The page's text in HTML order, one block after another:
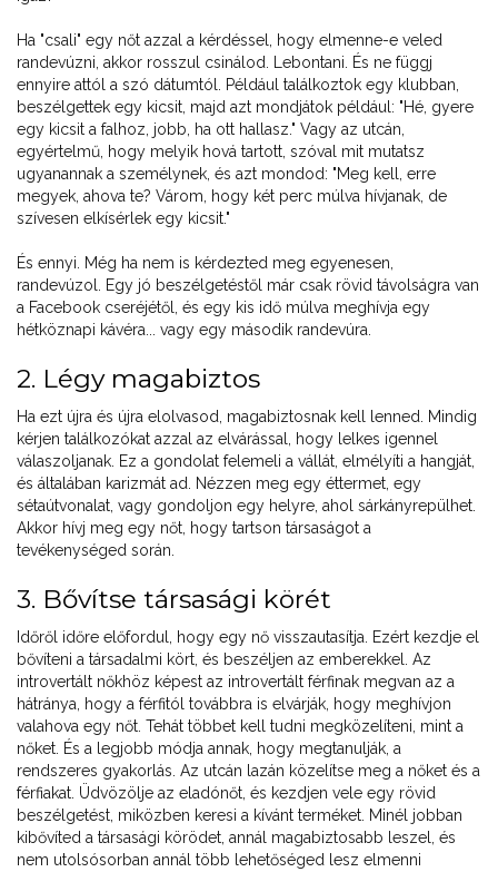
Ha "csali" egy nőt azzal a kérdéssel, hogy elmenne-e veled
randevúzni, akkor rosszul csinálod. Lebontani. És ne függj
ennyire attól a szó dátumtól. Például találkoztok egy klubban,
beszélgettek egy kicsit, majd azt mondjátok például: "Hé, gyere
egy kicsit a falhoz, jobb, ha ott hallasz." Vagy az utcán,
egyértelmű, hogy melyik hová tartott, szóval mit mutatsz
ugyanannak a személynek, és azt mondod: "Meg kell, erre
megyek, ahova te? Várom, hogy két perc múlva hívjanak, de
szívesen elkísérlek egy kicsit."
És ennyi. Még ha nem is kérdezted meg egyenesen,
randevúzol. Egy jó beszélgetéstől már csak rövid távolságra van
a Facebook cseréjétől, és egy kis idő múlva meghívja egy
hétköznapi kávéra... vagy egy második randevúra.
2. Légy magabiztos
Ha ezt újra és újra elolvasod, magabiztosnak kell lenned. Mindig
kérjen találkozókat azzal az elvárással, hogy lelkes igennel
válaszoljanak. Ez a gondolat felemeli a vállát, elmélyíti a hangját,
és általában karizmát ad. Nézzen meg egy éttermet, egy
sétaútvonalat, vagy gondoljon egy helyre, ahol sárkányrepülhet.
Akkor hívj meg egy nőt, hogy tartson társaságot a
tevékenységed során.
3. Bővítse társasági körét
Időről időre előfordul, hogy egy nő visszautasítja. Ezért kezdje el
bővíteni a társadalmi kört, és beszéljen az emberekkel. Az
introvertált nőkhöz képest az introvertált férfinak megvan az a
hátránya, hogy a férfitól továbbra is elvárják, hogy meghívjon
valahova egy nőt. Tehát többet kell tudni megközelíteni, mint a
nőket. És a legjobb módja annak, hogy megtanulják, a
rendszeres gyakorlás. Az utcán lazán közelítse meg a nőket és a
férfiakat. Üdvözölje az eladónőt, és kezdjen vele egy rövid
beszélgetést, miközben keresi a kívánt terméket. Minél jobban
kibővíted a társasági körödet, annál magabiztosabb leszel, és
nem utolsósorban annál több lehetőséged lesz elmenni